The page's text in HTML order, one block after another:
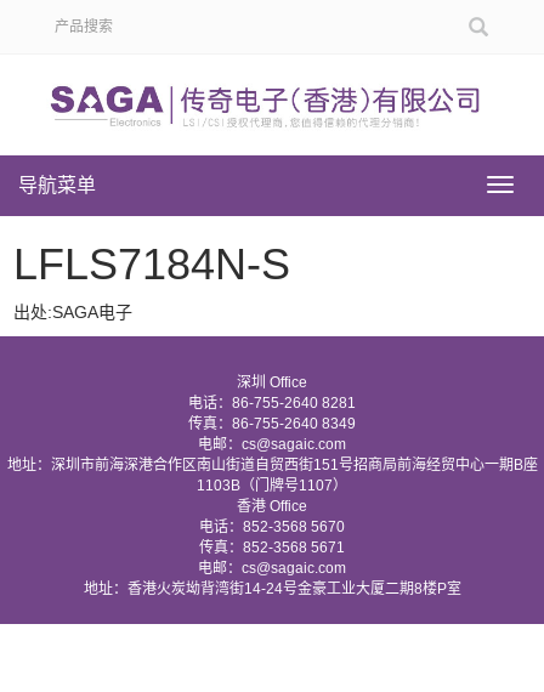
导
航
导航菜单
LFLS7184N-S
出处:SAGA电子
深圳 Office
电话：86-755-2640 8281
传真：86-755-2640 8349
电邮：cs@sagaic.com
地址：深圳市前海深港合作区南山街道自贸西街151号招商局前海经贸中心一期B座
1103B（门牌号1107）
香港 Office
电话：852-3568 5670
传真：852-3568 5671
电邮：cs@sagaic.com
地址：香港火炭坳背湾街14-24号金豪工业大厦二期8楼P室